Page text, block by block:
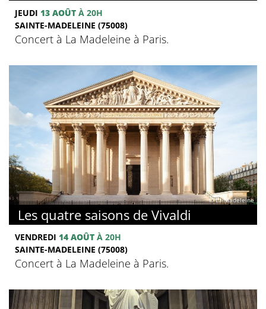
JEUDI 13 AOÛT À 20H
SAINTE-MADELEINE (75008)
Concert à La Madeleine à Paris.
© La Madeleine
Les quatre saisons de Vivaldi
VENDREDI 14 AOÛT À 20H
SAINTE-MADELEINE (75008)
Concert à La Madeleine à Paris.